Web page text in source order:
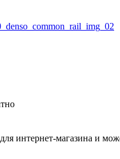
интернет-магазина и